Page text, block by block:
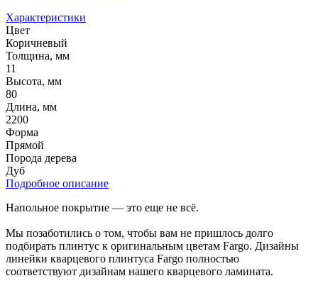
Характеристики
Цвет
Коричневый
Толщина, мм
11
Высота, мм
80
Длина, мм
2200
Форма
Прямой
Порода дерева
Дуб
Подробное описание
Напольное покрытие — это еще не всё.
Мы позаботились о том, чтобы вам не пришлось долго
подбирать плинтус к оригинальным цветам Fargo. Дизайны
линейки кварцевого плинтуса Fargo полностью
соответствуют дизайнам нашего кварцевого ламината.